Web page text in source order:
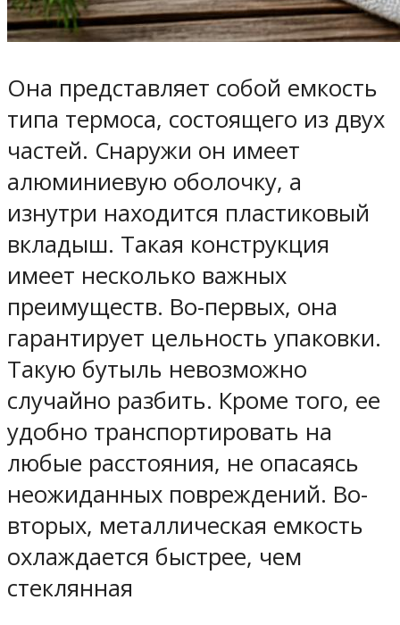
Она представляет собой емкость
типа термоса, состоящего из двух
частей. Снаружи он имеет
алюминиевую оболочку, а
изнутри находится пластиковый
вкладыш. Такая конструкция
имеет несколько важных
преимуществ. Во-первых, она
гарантирует цельность упаковки.
Такую бутыль невозможно
случайно разбить. Кроме того, ее
удобно транспортировать на
любые расстояния, не опасаясь
неожиданных повреждений. Во-
вторых, металлическая емкость
охлаждается быстрее, чем
стеклянная